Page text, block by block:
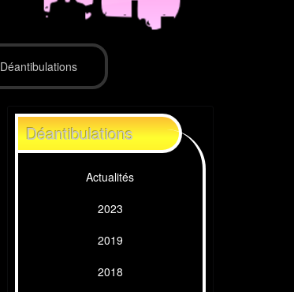
Déantibulations
Déantibulations
Actualités
2023
2019
2018